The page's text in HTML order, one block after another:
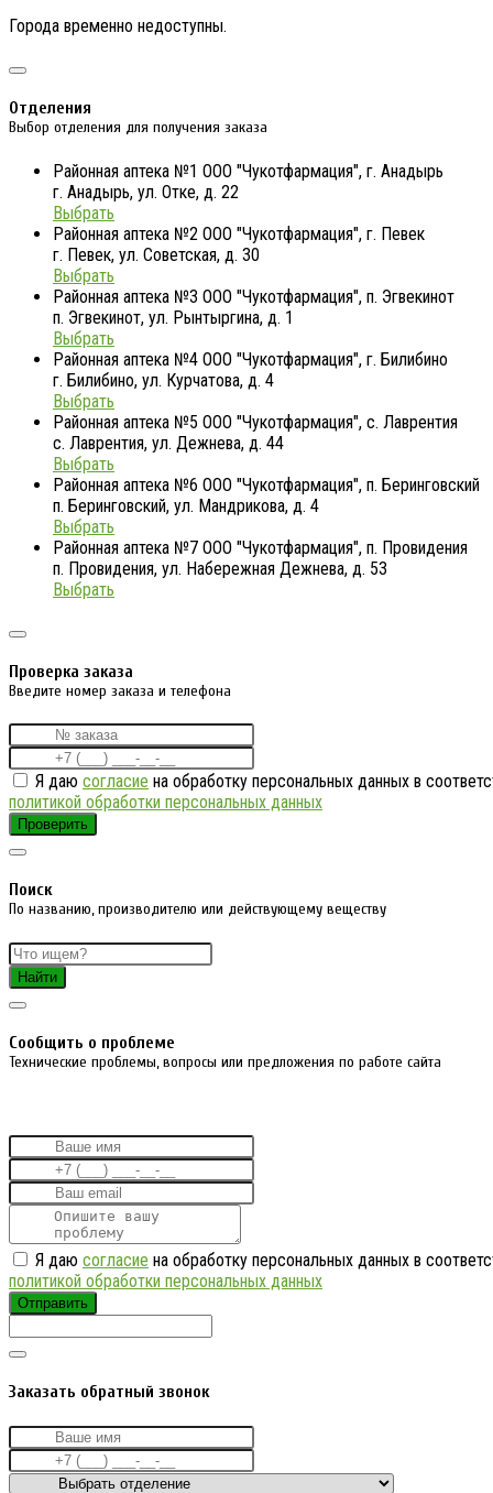
Города временно недоступны.
Отделения
Выбор отделения для получения заказа
Районная аптека №1 ООО "Чукотфармация", г. Анадырь
г. Анадырь, ул. Отке, д. 22
Выбрать
Районная аптека №2 ООО "Чукотфармация", г. Певек
г. Певек, ул. Советская, д. 30
Выбрать
Районная аптека №3 ООО "Чукотфармация", п. Эгвекинот
п. Эгвекинот, ул. Рынтыргина, д. 1
Выбрать
Районная аптека №4 ООО "Чукотфармация", г. Билибино
г. Билибино, ул. Курчатова, д. 4
Выбрать
Районная аптека №5 ООО "Чукотфармация", с. Лаврентия
с. Лаврентия, ул. Дежнева, д. 44
Выбрать
Районная аптека №6 ООО "Чукотфармация", п. Беринговский
п. Беринговский, ул. Мандрикова, д. 4
Выбрать
Районная аптека №7 ООО "Чукотфармация", п. Провидения
п. Провидения, ул. Набережная Дежнева, д. 53
Выбрать
Проверка заказа
Введите номер заказа и телефона
Я даю согласие на обработку персональных данных в
политикой обработки персональных данных
Проверить
Поиск
По названию, производителю или действующему веществу
Найти
Cообщить о проблеме
Технические проблемы, вопросы или предложения по работе сайта
Я даю согласие на обработку персональных данных в
политикой обработки персональных данных
Отправить
Заказать обратный звонок